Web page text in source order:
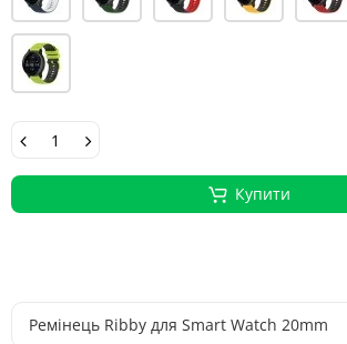
Купити
Ремінець Ribby для Smart Watch 20mm